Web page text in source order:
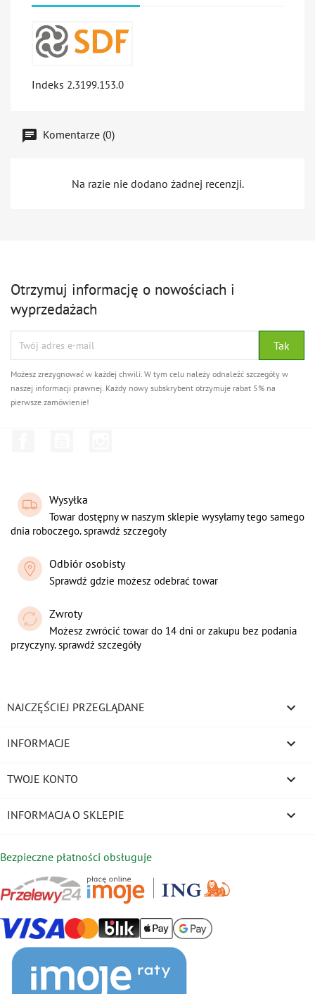
Indeks 2.3199.153.0
Komentarze (0)
Na razie nie dodano żadnej recenzji.
Otrzymuj informację o nowościach i
wyprzedażach
Możesz zrezygnować w każdej chwili. W tym celu należy odnaleźć szczegóły w
naszej informacji prawnej. Każdy nowy subskrybent otrzymuje rabat 5% na
pierwsze zamówienie!
Wysyłka
Towar dostępny w naszym sklepie wysyłamy tego samego
dnia roboczego. sprawdź szczegoły
Odbiór osobisty
Sprawdź gdzie możesz odebrać towar
Zwroty
Możesz zwrócić towar do 14 dni or zakupu bez podania
przyczyny. sprawdź szczegóły
NAJCZĘŚCIEJ PRZEGLĄDANE 
INFORMACJE 
TWOJE KONTO 
INFORMACJA O SKLEPIE keyboard_arrow_down
Bezpieczne płatności obsługuje